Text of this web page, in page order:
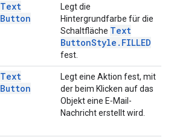
Text
Button
Legt die
Hintergrundfarbe für die
Schaltfläche Text
ButtonStyle . FILLED
fest.
Text
Button
Legt eine Aktion fest, mit
der beim Klicken auf das
Objekt eine E‑Mail-
Nachricht erstellt wird.